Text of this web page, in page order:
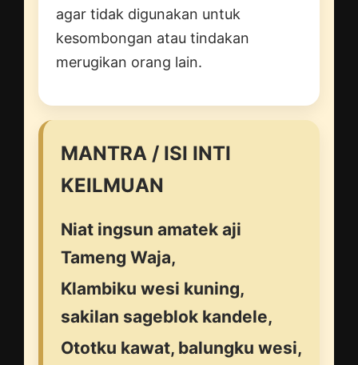
agar tidak digunakan untuk
kesombongan atau tindakan
merugikan orang lain.
MANTRA / ISI INTI
KEILMUAN
Niat ingsun amatek aji
Tameng Waja,
Klambiku wesi kuning,
sakilan sageblok kandele,
Ototku kawat, balungku wesi,